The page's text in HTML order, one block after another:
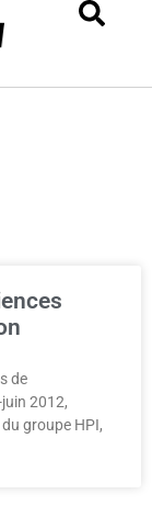
de
2012,
groupe HPI,